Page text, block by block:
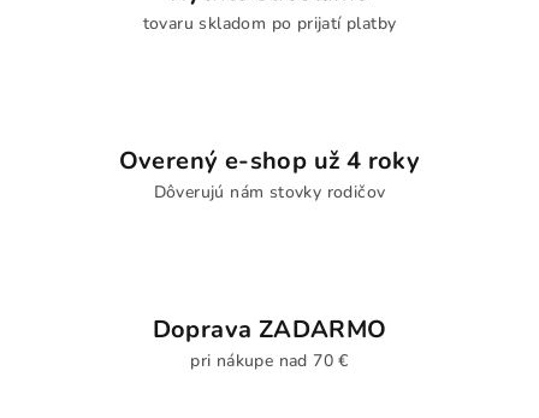
tovaru skladom po prijatí platby
Overený e-shop už 4 roky
Dôverujú nám stovky rodičov
Doprava ZADARMO
pri nákupe nad 70 €